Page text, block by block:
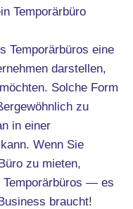
Temporärbüro
Temporärbüros eine
darstellen,
Solche Form
zu
in einer
Wenn Sie
zu mieten,
Temporärbüros — es
braucht!